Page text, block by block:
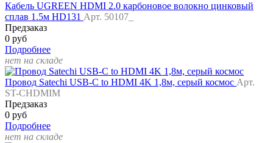
Кабель UGREEN HDMI 2.0 карбоновое волокно цинковый
сплав 1.5м HD131 Арт. 50107_
Предзаказ
0 руб
Подробнее
нет на складе
Провод Satechi USB-C to HDMI 4K 1,8м, серый космос Арт.
ST-CHDMIM
Предзаказ
0 руб
Подробнее
нет на складе